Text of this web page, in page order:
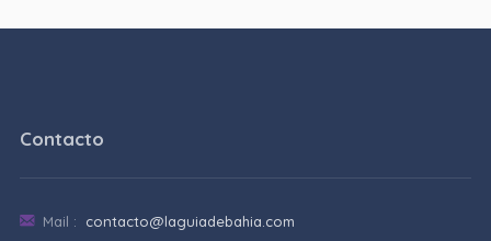
Contacto
Mail : contacto@laguiadebahia.com